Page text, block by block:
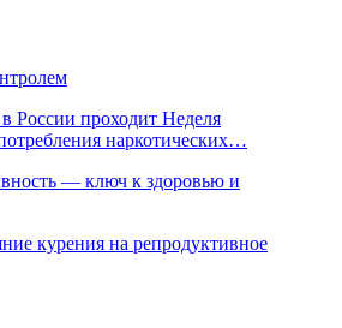
России проходит Неделя
наркотических…
— ключ к здоровью и
курения на репродуктивное